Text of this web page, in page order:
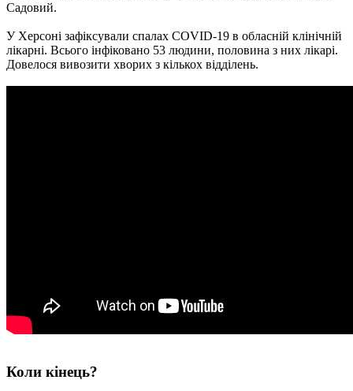
Садовий.
У Херсоні зафіксували спалах COVID-19 в обласній клінічній
лікарні. Всього інфіковано 53 людини, половина з них лікарі.
Довелося вивозити хворих з кількох відділень.
Коли кінець?